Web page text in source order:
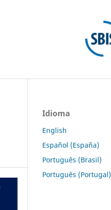
Idioma
English
Español (España)
Português (Brasil)
Português (Portugal)